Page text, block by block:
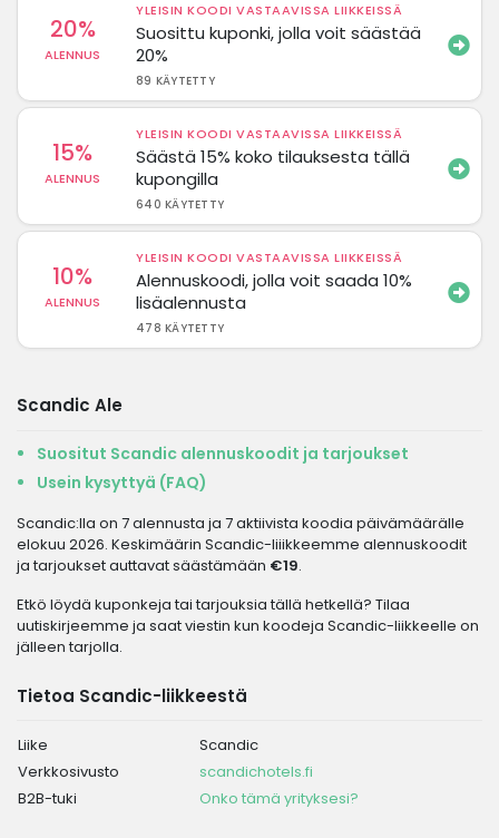
20%
ALENNUS
YLEISIN KOODI VASTAAVISSA LIIKKEISSÄ
Suosittu kuponki, jolla voit säästää
20%
89 KÄYTETTY
15%
ALENNUS
YLEISIN KOODI VASTAAVISSA LIIKKEISSÄ
Säästä 15% koko tilauksesta tällä
kupongilla
640 KÄYTETTY
10%
ALENNUS
YLEISIN KOODI VASTAAVISSA LIIKKEISSÄ
Alennuskoodi, jolla voit saada 10%
lisäalennusta
478 KÄYTETTY
Scandic Ale
Suositut Scandic alennuskoodit ja tarjoukset
Usein kysyttyä (FAQ)
Scandic:lla on 7 alennusta ja 7 aktiivista koodia päivämäärälle
elokuu 2026. Keskimäärin Scandic-liiikkeemme alennuskoodit
ja tarjoukset auttavat säästämään €19.
Etkö löydä kuponkeja tai tarjouksia tällä hetkellä? Tilaa
uutiskirjeemme ja saat viestin kun koodeja Scandic-liikkeelle on
jälleen tarjolla.
Tietoa Scandic-liikkeestä
Liike
Scandic
Verkkosivusto
scandichotels.fi
B2B-tuki
Onko tämä yrityksesi?